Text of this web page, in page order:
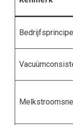
Bedrijfsprincipe